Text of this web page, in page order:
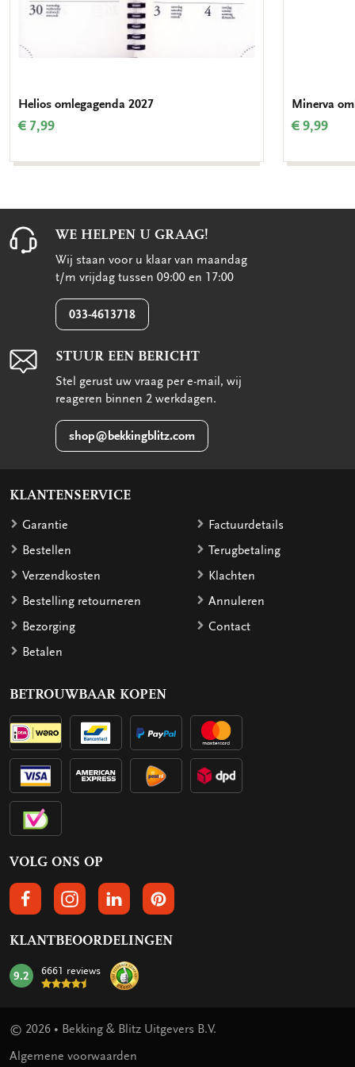
Helios omlegagenda 2027
€ 7,99
Minerva
€ 9,99
WE HELPEN U GRAAG!
Wij staan voor u klaar van maandag
t/m vrijdag tussen 09:00 en 17:00
033-4613718
STUUR EEN BERICHT
Stel gerust uw vraag per e-mail, wij
reageren binnen 2 werkdagen.
shop@bekkingblitz.com
KLANTENSERVICE
Garantie
Bestellen
Verzendkosten
Bestelling retourneren
Bezorging
Betalen
Factuurdetails
Terugbetaling
Klachten
Annuleren
Contact
BETROUWBAAR KOPEN
VOLG ONS OP
VOLGS ONS OP FACEBOOK
VOLG ONS OP INSTAGRAM
VOLG ONS OP LINKEDIN
VOLG ONS OP PINTEREST
KLANTBEOORDELINGEN
mark:
9.2 6661 reviews
© 2026 • Bekking & Blitz Uitgevers B.V.
Algemene voorwaarden